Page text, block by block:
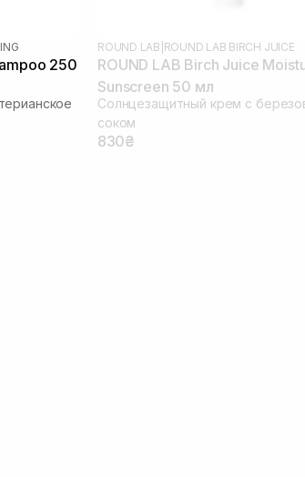
250
ROUND LAB ROUND LAB BIRCH JUICE
ROUND LAB Birch Juice
Sunscreen 50 мл
Солнцезащитный крем с
соком
830₴